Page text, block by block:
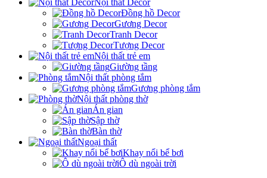
Nội thất Decor
Đồng hồ Decor
Gương Decor
Tranh Decor
Tượng Decor
Nội thất trẻ em
Giường tầng
Nội thất phòng tắm
Gương phòng tắm
Nội thất phòng thờ
Án gian
Sập thờ
Bàn thờ
Ngoại thất
Khay nổi bể bơi
Ô dù ngoài trời